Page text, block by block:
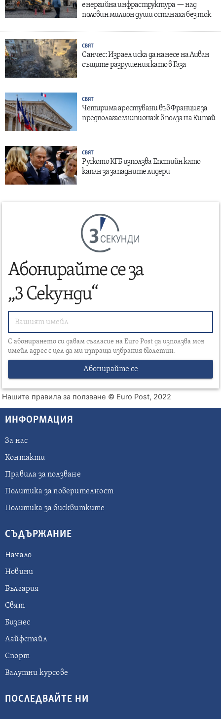
енергийна инфраструктура — над
половин милион души останаха без ток
СВЯТ
Санчес: Израел иска да нанесе на Ливан
същите разрушения като в Газа
СВЯТ
Четирима арестувани във Франция за
предполагаем шпионаж в полза на Китай
СВЯТ
Руското КГБ използва Епстийн като
капан за западните лидери
СЕКУНДИ
Абонирайте се за
„3 Секунди“
С абонирането си давам съгласие на Euro Post да използва моя
имейл адрес с цел да ми изпраща избрания бюлетин.
Абонирайте се
Нашите правила за ползване © Euro Post, 2022
ИНФОРМАЦИЯ
За нас
Контакти
Правила за ползване
Политика за поверителност
Политика за бисквитките
СЪДЪРЖАНИЕ
Начало
Новини
България
Свят
Бизнес
Лайфстайл
Спорт
Валутни курсове
ПОСЛЕДВАЙТЕ НИ